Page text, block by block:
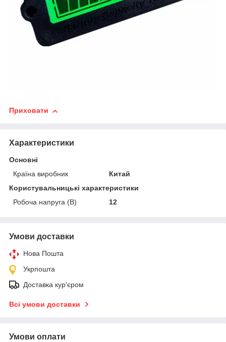
Приховати
Характеристики
Основні
Країна виробник
Китай
Користувальницькі характеристики
Робоча напруга (В)
12
Умови доставки
Нова Пошта
Укрпошта
Доставка кур'єром
Всі умови доставки
Умови оплати